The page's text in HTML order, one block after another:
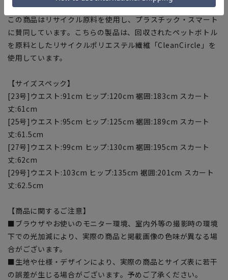
■Plastics Smart
この商品はリサイクル原料を使用し、プラスチック・スマート
に賛同しています。こちらの製品は、回収されたペットボトル
を原料としたリサイクルポリエステル繊維「CleanCircle」を
使用しています。
【サイズスペック】
[23号]ウエスト:91cm ヒップ:120cm 裾囲:183cm スカート
丈:61cm
[25号]ウエスト:95cm ヒップ:125cm 裾囲:189cm スカート
丈:61.5cm
[27号]ウエスト:99cm ヒップ:130cm 裾囲:195cm スカート
丈:62cm
[29号]ウエスト:103cm ヒップ:135cm 裾囲:201cm スカート
丈:62.5cm
【商品に関するご注意】
■ブラウザやお使いのモニター環境、室内外等の撮影時の環境
下での光加減により、実際の商品と掲載画像の色味が異なる場
合がございます。
■生地や仕様・デザインにより、実際の商品とサイズ表に若干
の誤差が生じる場合がございます。予めご了承ください。